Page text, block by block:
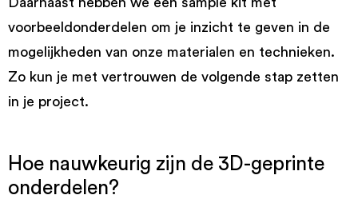
voorbeeldonderdelen om je inzicht te geven in de
mogelijkheden van onze materialen en technieken.
Zo kun je met vertrouwen de volgende stap zetten
in je project.
Hoe nauwkeurig zijn de 3D-geprinte
onderdelen?